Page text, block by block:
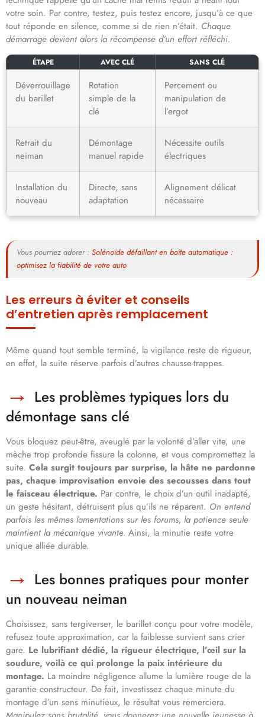
votre soin. Par contre, testez, puis testez encore, jusqu’à ce que
tout réponde en silence, comme si de rien n’était. Chaque
démarrage devient alors la récompense d’un effort réfléchi.
ÉTAPE AVEC CLÉ SANS CLÉ
Déverrouillage
du barillet
Rotation
simple de la
clé
Percement ou
manipulation de
l’ergot
Retrait du
neiman
Démontage
manuel rapide
Nécessite outils
électriques
Installation du
nouveau
Directe, sans
adaptation
Alignement délicat
nécessaire
Vous pourriez adorer : Solénoïde défaillant en boîte automatique :
optimisez la fiabilité de votre auto
Les erreurs à éviter et conseils
d’entretien après remplacement
Même quand tout semble terminé, la vigilance reste de rigueur,
en effet, la suite réserve parfois d’autres chausse-trappes.
Les problèmes typiques lors du
démontage sans clé
Vous bloquez peut-être, aveuglé par la volonté d’aller vite, une
mèche trop profonde fissure la colonne, et vous compromettez la
suite. Cela surgit toujours par surprise, la hâte ne pardonne
pas, chaque improvisation envoie des secousses dans tout
le faisceau électrique. Par contre, le choix d’un outil inadapté,
un geste hésitant, détruisent plus qu’ils ne réparent. On entend
parfois les mêmes lamentations sur les forums, la patience seule
maintient la mécanique vivante. Ainsi, la minutie reste votre
unique alliée durable.
Les bonnes pratiques pour monter
un nouveau neiman
Choisissez, sans tergiverser, le barillet conçu pour votre modèle,
refusez toute approximation, car la faiblesse survient sans crier
gare. Le lubrifiant dédié, la rigueur électrique, l’œil sur la
soudure, voilà ce qui prolonge la paix intérieure du
montage. La moindre négligence allume la lumière rouge de la
garantie constructeur. De fait, investissez chaque minute du
montage d’un sens minutieux, le résultat vous remerciera.